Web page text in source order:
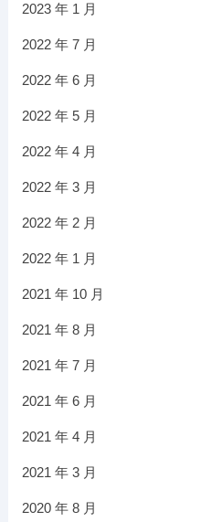
2023 年 1 月
2022 年 7 月
2022 年 6 月
2022 年 5 月
2022 年 4 月
2022 年 3 月
2022 年 2 月
2022 年 1 月
2021 年 10 月
2021 年 8 月
2021 年 7 月
2021 年 6 月
2021 年 4 月
2021 年 3 月
2020 年 8 月